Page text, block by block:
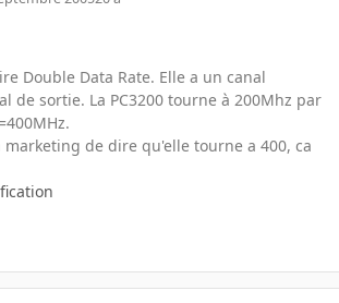
Double Data Rate. Elle a un canal
de sortie. La PC3200 tourne à 200Mhz par
marketing de dire qu'elle tourne a 400, ca